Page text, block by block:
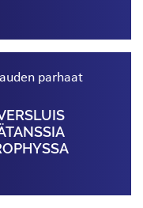
parhaat